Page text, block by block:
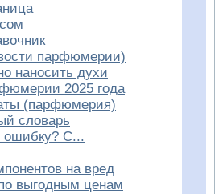
парфюмерии)
наносить духи
2025 года
(парфюмерия)
словарь
С...
на вред
выгодным ценам